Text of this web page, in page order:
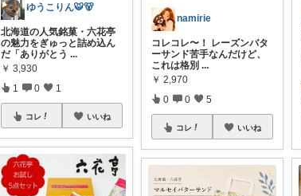
ゆうこりん🐯🐻
北海道の人気銘菓・六花亭
の魅力をぎゅっと詰め込ん
だ「ありがとう ...
￥ 3,930
1 0 1
コレ いいね
namirie
コレコレ〜！ レーズンバタ
ーサンド苦手なんだけど、
これは格別 ...
￥ 2,970
0 0 5
コレ いいね